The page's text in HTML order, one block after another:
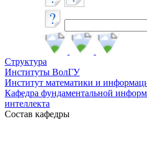
Структура
Институты ВолГУ
Институт математики и
Кафедра фундаментальной
интеллекта
Состав кафедры